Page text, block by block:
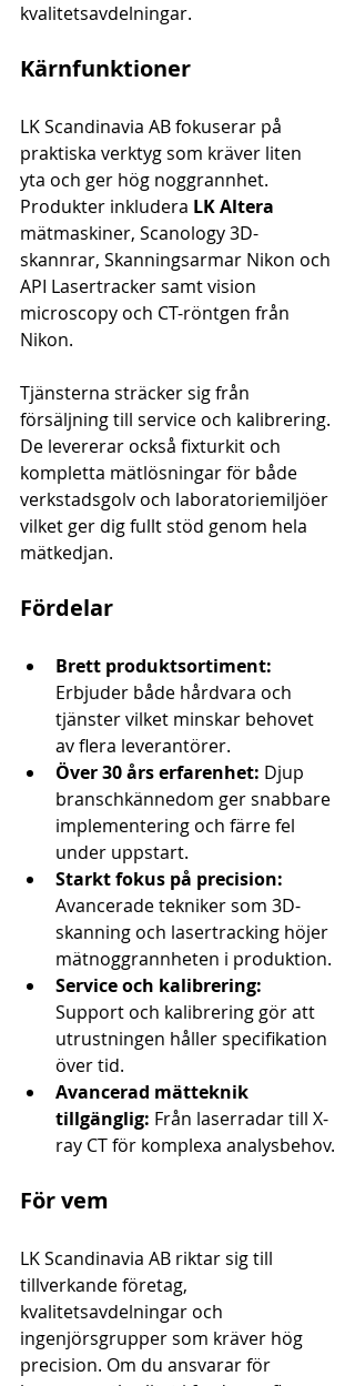
kvalitetsavdelningar.
Kärnfunktioner
LK Scandinavia AB fokuserar på
praktiska verktyg som kräver liten
yta och ger hög noggrannhet.
Produkter inkludera LK Altera
mätmaskiner, Scanology 3D-
skannrar, Skanningsarmar Nikon och
API Lasertracker samt vision
microscopy och CT-röntgen från
Nikon.
Tjänsterna sträcker sig från
försäljning till service och kalibrering.
De levererar också fixturkit och
kompletta mätlösningar för både
verkstadsgolv och laboratoriemiljöer
vilket ger dig fullt stöd genom hela
mätkedjan.
Fördelar
Brett produktsortiment:
Erbjuder både hårdvara och
tjänster vilket minskar behovet
av flera leverantörer.
Över 30 års erfarenhet: Djup
branschkännedom ger snabbare
implementering och färre fel
under uppstart.
Starkt fokus på precision:
Avancerade tekniker som 3D-
skanning och lasertracking höjer
mätnoggrannheten i produktion.
Service och kalibrering:
Support och kalibrering gör att
utrustningen håller specifikation
över tid.
Avancerad mätteknik
tillgänglig: Från laserradar till X-
ray CT för komplexa analysbehov.
För vem
LK Scandinavia AB riktar sig till
tillverkande företag,
kvalitetsavdelningar och
ingenjörsgrupper som kräver hög
precision. Om du ansvarar för